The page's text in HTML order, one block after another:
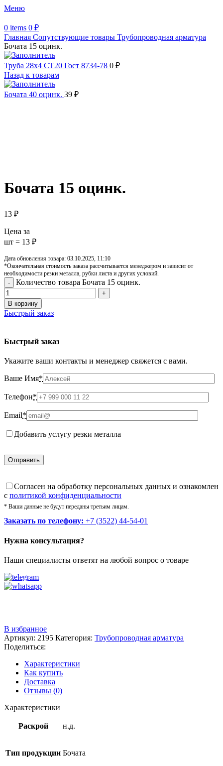
Меню
0 items 0 ₽
Главная Сопутствующие товары Трубопроводная арматура
Бочата 15 оцинк.
Труба 28х4 СТ20 Гост 8734-78 0 ₽
Назад к товарам
Бочата 40 оцинк. 39 ₽
Бочата 15 оцинк.
13 ₽
Цена за
шт = 13 ₽
Дата обновления товара: 03.10.2025, 11:10
*Окончательная стоимость заказа рассчитывается менеджером и зависит от
необходимости резки металла, рубки листа и других условий.
Количество товара Бочата 15 оцинк.
В корзину
Быстрый заказ
Быстрый заказ
Укажите ваши контакты и менеджер свяжется с вами.
Ваше Имя*
Телефон*
Email*
Добавить услугу резки металла
Cогласен на обработку персональных данных и ознакомлен
с политикой конфиденциальности
* Ваши данные не будут переданы третьим лицам.
Заказать по телефону: +7 (3522) 44-54-01
Нужна консультация?
Наши специалисты ответят на любой вопрос о товаре
В избранное
Артикул: 2195 Категория: Трубопроводная арматура
Поделиться:
Характеристики
Как купить
Доставка
Отзывы (0)
Характеристики
Раскрой н.д.
Тип продукции Бочата